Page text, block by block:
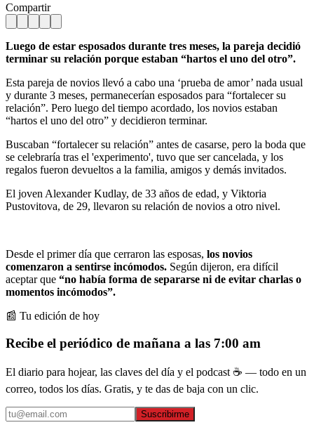
Compartir
Luego de estar esposados durante tres meses, la pareja decidió
terminar su relación porque estaban “hartos el uno del otro”.
Esta pareja de novios llevó a cabo una ‘prueba de amor’ nada usual
y durante 3 meses, permanecerían esposados para “fortalecer su
relación”. Pero luego del tiempo acordado, los novios estaban
“hartos el uno del otro” y decidieron terminar.
Buscaban “fortalecer su relación” antes de casarse, pero la boda que
se celebraría tras el 'experimento', tuvo que ser cancelada, y los
regalos fueron devueltos a la familia, amigos y demás invitados.
El joven Alexander Kudlay, de 33 años de edad, y Viktoria
Pustovitova, de 29, llevaron su relación de novios a otro nivel.
Desde el primer día que cerraron las esposas, los novios
comenzaron a sentirse incómodos. Según dijeron, era difícil
aceptar que “no había forma de separarse ni de evitar charlas o
momentos incómodos”.
📰 Tu edición de hoy
Recibe el periódico de mañana a las 7:00 am
El diario para hojear, las claves del día y el podcast ☕ — todo en un
correo, todos los días. Gratis, y te das de baja con un clic.
Suscribirme